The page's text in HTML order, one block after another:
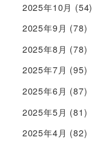
2025年10月 (54)
2025年9月 (78)
2025年8月 (78)
2025年7月 (95)
2025年6月 (87)
2025年5月 (81)
2025年4月 (82)